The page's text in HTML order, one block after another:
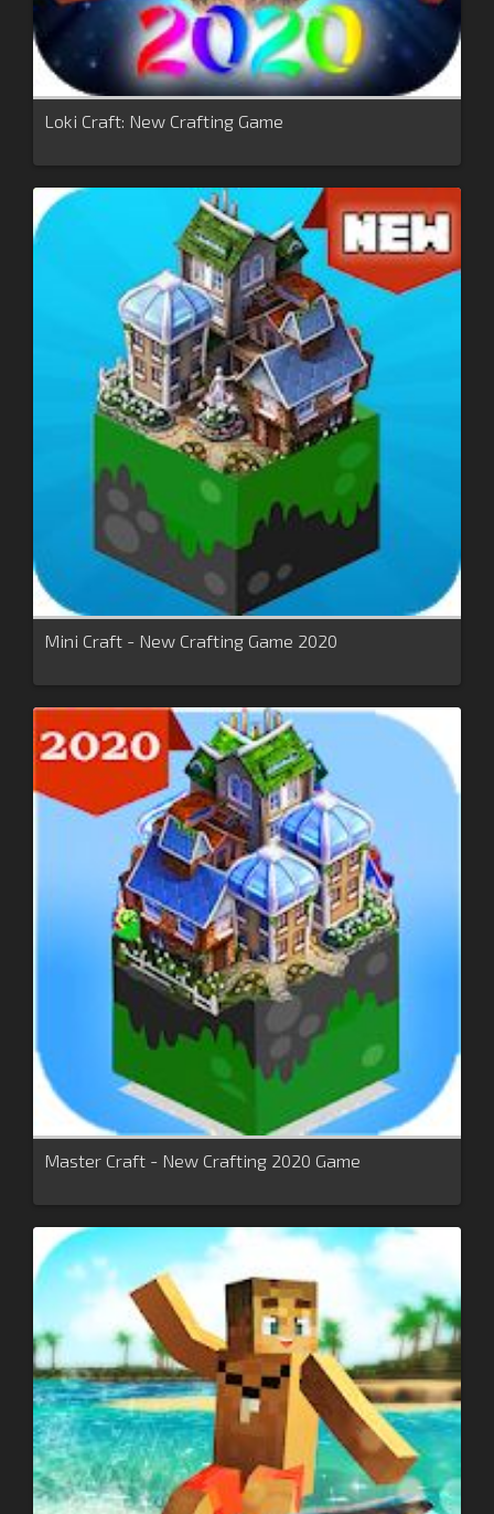
Loki Craft: New Crafting Game
Mini Craft - New Crafting Game 2020
Master Craft - New Crafting 2020 Game